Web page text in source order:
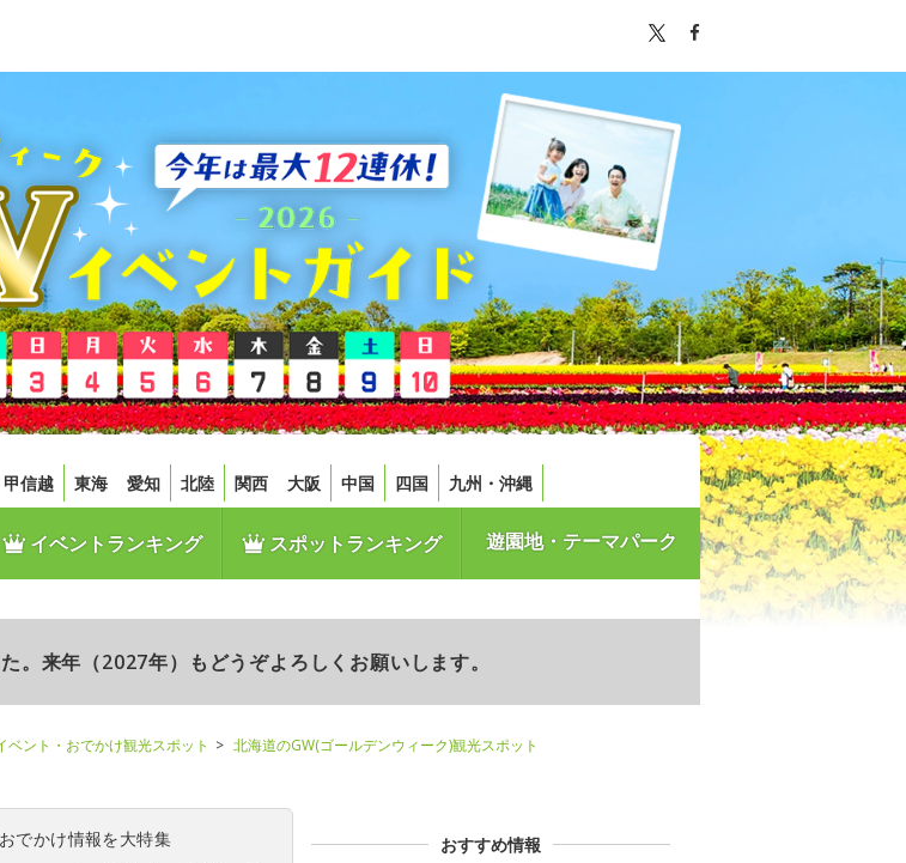
甲信越 東海 愛知 北陸 関西 大阪 中国 四国 九州・沖縄
イベントランキング スポットランキング 遊園地・テーマパーク
。来年（2027年）もどうぞよろしくお願いします。
ント・おでかけ観光スポット
北海道のGW(ゴールデンウィーク)観光スポット
でかけ情報を大特集 おすすめ情報